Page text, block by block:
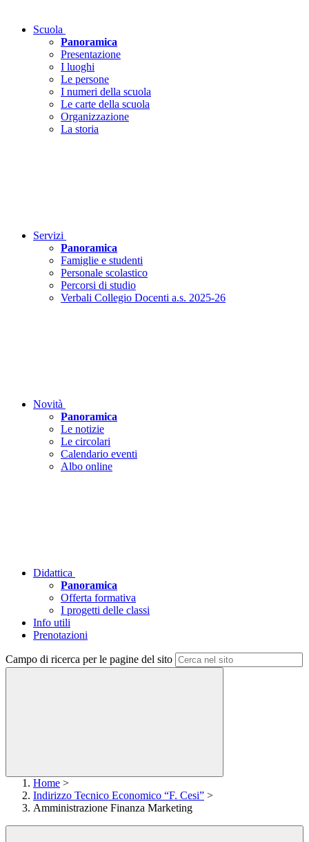
Scuola
Panoramica
Presentazione
I luoghi
Le persone
I numeri della scuola
Le carte della scuola
Organizzazione
La storia
Servizi
Panoramica
Famiglie e studenti
Personale scolastico
Percorsi di studio
Verbali Collegio Docenti a.s. 2025-26
Novità
Panoramica
Le notizie
Le circolari
Calendario eventi
Albo online
Didattica
Panoramica
Offerta formativa
I progetti delle classi
Info utili
Prenotazioni
Campo di ricerca per le pagine del sito
Home >
Indirizzo Tecnico Economico “F. Cesi” >
Amministrazione Finanza Marketing